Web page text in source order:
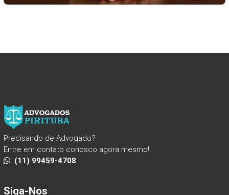
Precisando de Advogado?
Entre em contato conosco agora mesmo!
(11) 99459-4708
Siga-Nos